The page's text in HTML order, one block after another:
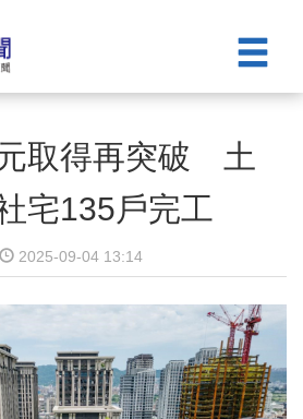
取得再突破 土
宅135戶完工
2025-09-04 13:14